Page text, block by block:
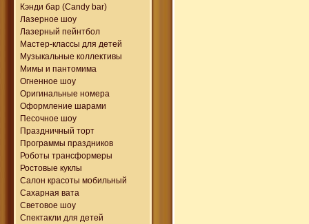
Кэнди бар (Candy bar)
Лазерное шоу
Лазерный пейнтбол
Мастер-классы для детей
Музыкальные коллективы
Мимы и пантомима
Огненное шоу
Оригинальные номера
Оформление шарами
Песочное шоу
Праздничный торт
Программы праздников
Роботы трансформеры
Ростовые куклы
Салон красоты мобильный
Сахарная вата
Световое шоу
Спектакли для детей